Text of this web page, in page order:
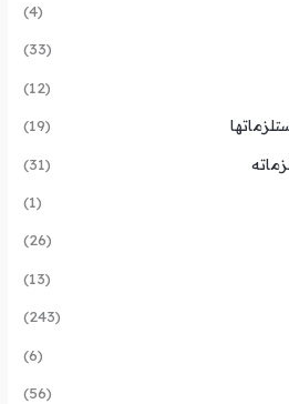
(4)
(33)
(12)
(19)
(31)
(1)
(26)
(13)
(243)
(6)
(56)